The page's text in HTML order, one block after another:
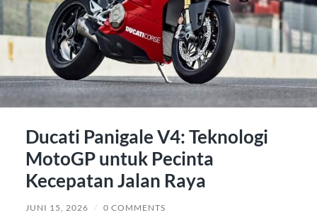
Ducati Panigale V4: Teknologi
MotoGP untuk Pecinta
Kecepatan Jalan Raya
JUNI 15, 2026 / 0 COMMENTS